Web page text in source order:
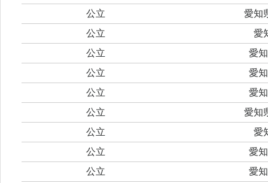
公立
愛知
公立
愛
公立
愛
公立
愛
公立
愛
公立
愛知
公立
愛
公立
愛
公立
愛